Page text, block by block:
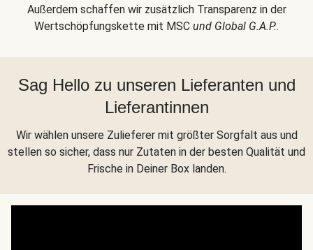
Außerdem schaffen wir zusätzlich Transparenz in der
Wertschöpfungskette mit MSC und Global G.A.P..
Sag Hello zu unseren Lieferanten und
Lieferantinnen
Wir wählen unsere Zulieferer mit größter Sorgfalt aus und
stellen so sicher, dass nur Zutaten in der besten Qualität und
Frische in Deiner Box landen.